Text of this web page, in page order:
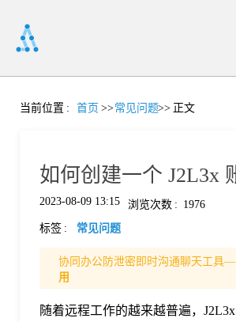
首
当前位置 : 首页 >>常见问题>> 正文
如何创建一个 J2L3x
2023-08-09 13:15 浏览次数 : 1976
标签 : 常见问题
协同办公防泄密即时沟通聊天工具—
用
随着远程工作的越来越普遍，